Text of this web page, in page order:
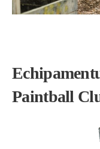
Paintball